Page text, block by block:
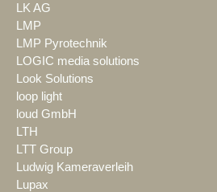
LK AG
LMP
LMP Pyrotechnik
LOGIC media solutions
Look Solutions
loop light
loud GmbH
LTH
LTT Group
Ludwig Kameraverleih
Lupax